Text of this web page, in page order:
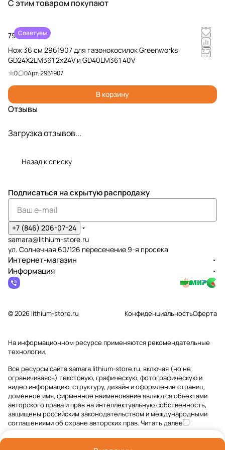
24V
ks
2958807
293920C2 24V
С этим товаром покупают
Советуем
799 ₽
Нож 36 см 2961907 для газонокосилок Greenworks
GD24X2LM361 2х24V и GD40LM361 40V
0 0Арт.2961907
В корзину
Отзывы
Загрузка отзывов...
Назад к списку
Подписаться на скрытую распродажу
+7 (846) 206-07-24
samara@lithium-store.ru
ул. Солнечная 60/126 пересечение 9-я просека
Интернет-магазин
Информация
© 2026 lithium-store.ru КонфиденциальностьОферта
На информационном ресурсе применяютсярекомендательные
технологии.
Все ресурсы сайта samara.lithium-store.ru, включая (но не
ограничиваясь) текстовую, графическую, фотографическую и
видео информацию, структуру, дизайн и оформление страниц,
доменное имя, фирменное наименование являются объектами
авторского права и прав на интеллектуальную собственность,
защищены российским законодательством и международными
соглашениями об охране авторских прав.Читать далее